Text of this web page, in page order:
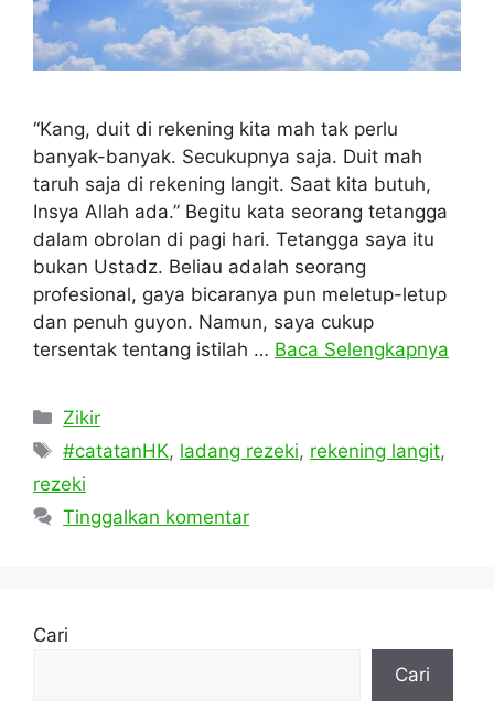
“Kang, duit di rekening kita mah tak perlu
banyak-banyak. Secukupnya saja. Duit mah
taruh saja di rekening langit. Saat kita butuh,
Insya Allah ada.” Begitu kata seorang tetangga
dalam obrolan di pagi hari. Tetangga saya itu
bukan Ustadz. Beliau adalah seorang
profesional, gaya bicaranya pun meletup-letup
dan penuh guyon. Namun, saya cukup
tersentak tentang istilah … Baca Selengkapnya
Kategori
Zikir
Tag
#catatanHK, ladang rezeki, rekening langit,
rezeki
Tinggalkan komentar
Cari
Cari